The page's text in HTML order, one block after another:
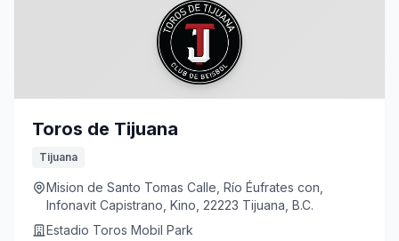
Toros de Tijuana
Tijuana
Mision de Santo Tomas Calle, Río Éufrates con,
Infonavit Capistrano, Kino, 22223 Tijuana, B.C.
Estadio Toros Mobil Park